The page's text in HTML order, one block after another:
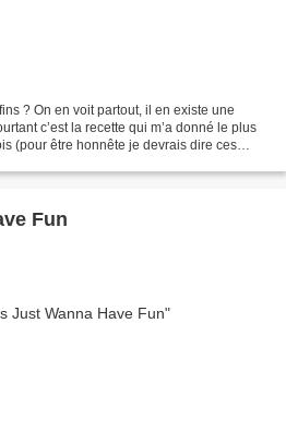
? On en voit partout, il en existe une
c’est la recette qui m’a donné le plus
(pour être honnête je devrais dire ces
Fun